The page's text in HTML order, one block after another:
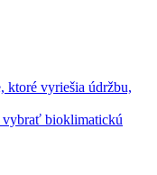
ktoré vyriešia údržbu,
vybrať bioklimatickú